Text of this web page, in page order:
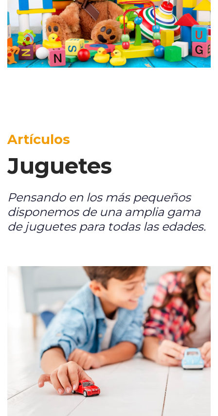
Artículos
Juguetes
Pensando en los más pequeños
disponemos de una amplia gama
de juguetes para todas las edades.